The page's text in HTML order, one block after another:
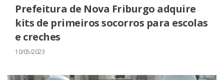
Prefeitura de Nova Friburgo adquire
kits de primeiros socorros para escolas
e creches
10/05/2023